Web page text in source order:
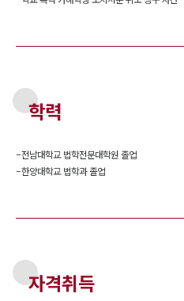
학력
-전남대학교 법학전문대학원 졸업
-한양대학교 법학과 졸업
자격취득